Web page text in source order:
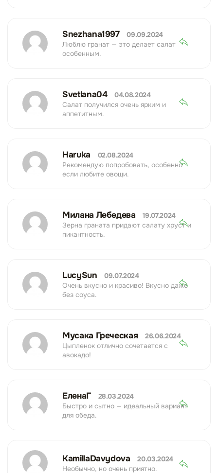
Snezhana1997
09.09.2024
Люблю гранат — это делает салат
особенным.
Svetlana04
04.08.2024
Салат получился очень ярким и
аппетитным.
Haruka
02.08.2024
Рекомендую попробовать, особенно
если любите овощи.
Милана Лебедева
19.07.2024
Зерна граната придают салату хруст и
пикантность.
LucySun
09.07.2024
Очень вкусно и красиво! Вкусно даже
без соуса.
Мусака Греческая
26.06.2024
Цыпленок отлично сочетается с
авокадо!
ЕленаГ
28.03.2024
Быстро и сытно — идеальный вариант
для обеда.
KamillaDavydova
20.03.2024
Необычно, но очень приятно.